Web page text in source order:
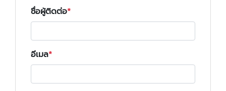
ชื่อผู้ติดต่อ
อีเมล